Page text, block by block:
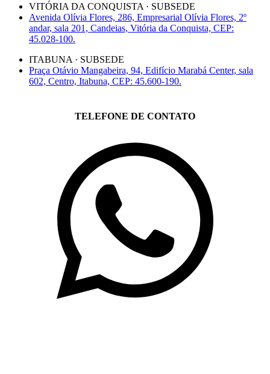
VITÓRIA DA CONQUISTA · SUBSEDE
Avenida Olívia Flores, 286, Empresarial Olívia Flores, 2º
andar, sala 201, Candeias, Vitória da Conquista, CEP:
45.028-100.
ITABUNA · SUBSEDE
Praça Otávio Mangabeira, 94, Edifício Marabá Center, sala
602, Centro, Itabuna, CEP: 45.600-190.
TELEFONE DE CONTATO